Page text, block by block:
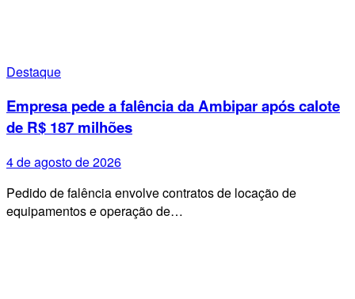
Destaque
Empresa pede a falência da Ambipar após calote
de R$ 187 milhões
4 de agosto de 2026
Pedido de falência envolve contratos de locação de
equipamentos e operação de…